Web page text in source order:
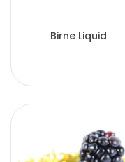
Birne Liquid